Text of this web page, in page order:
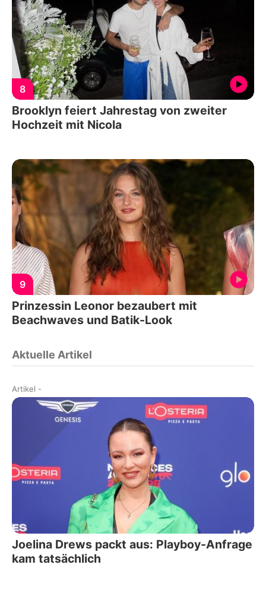
8
Brooklyn feiert Jahrestag von zweiter
Hochzeit mit Nicola
9
Prinzessin Leonor bezaubert mit
Beachwaves und Batik-Look
Aktuelle Artikel
Artikel -
Joelina Drews packt aus: Playboy-Anfrage
kam tatsächlich